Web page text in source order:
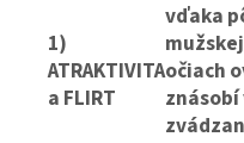
1)
ATRAKTIVITA
a FLIRT
vďaka
očiach
znásobí